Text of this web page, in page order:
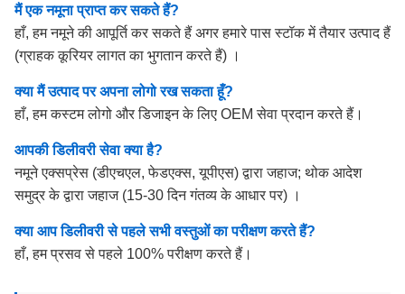
मैं एक नमूना प्राप्त कर सकते हैं?
हाँ, हम नमूने की आपूर्ति कर सकते हैं अगर हमारे पास स्टॉक में तैयार उत्पाद हैं
(ग्राहक कूरियर लागत का भुगतान करते हैं) ।
क्या मैं उत्पाद पर अपना लोगो रख सकता हूँ?
हाँ, हम कस्टम लोगो और डिजाइन के लिए OEM सेवा प्रदान करते हैं।
आपकी डिलीवरी सेवा क्या है?
नमूने एक्सप्रेस (डीएचएल, फेडएक्स, यूपीएस) द्वारा जहाज; थोक आदेश
समुद्र के द्वारा जहाज (15-30 दिन गंतव्य के आधार पर) ।
क्या आप डिलीवरी से पहले सभी वस्तुओं का परीक्षण करते हैं?
हाँ, हम प्रसव से पहले 100% परीक्षण करते हैं।